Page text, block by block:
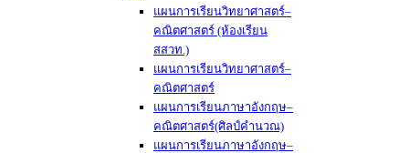
แผนการเรียนวิทยาศาสตร์–
คณิตศาสตร์ (ห้องเรียน
สสวท.)
แผนการเรียนวิทยาศาสตร์–
คณิตศาสตร์
แผนการเรียนภาษาอังกฤษ–
คณิตศาสตร์(ศิลป์คำนวณ)
แผนการเรียนภาษาอังกฤษ–